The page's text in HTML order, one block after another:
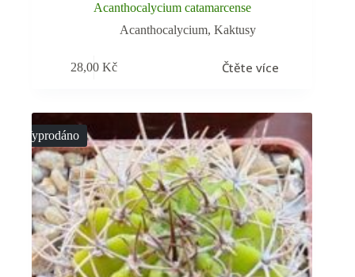
Acanthocalycium catamarcense
Acanthocalycium,Kaktusy
28,00Kč Čtěte více
Vyprodáno